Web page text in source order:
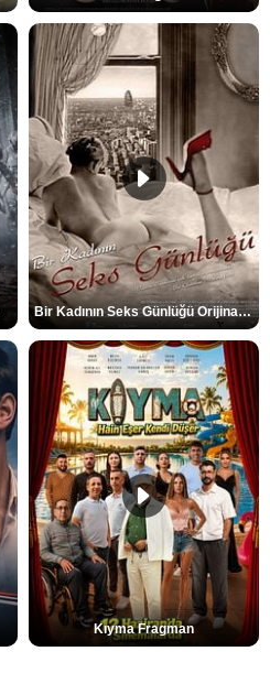
Bir Kadının Seks Günlüğü Orijinal Fragman
Kıyma Fragman